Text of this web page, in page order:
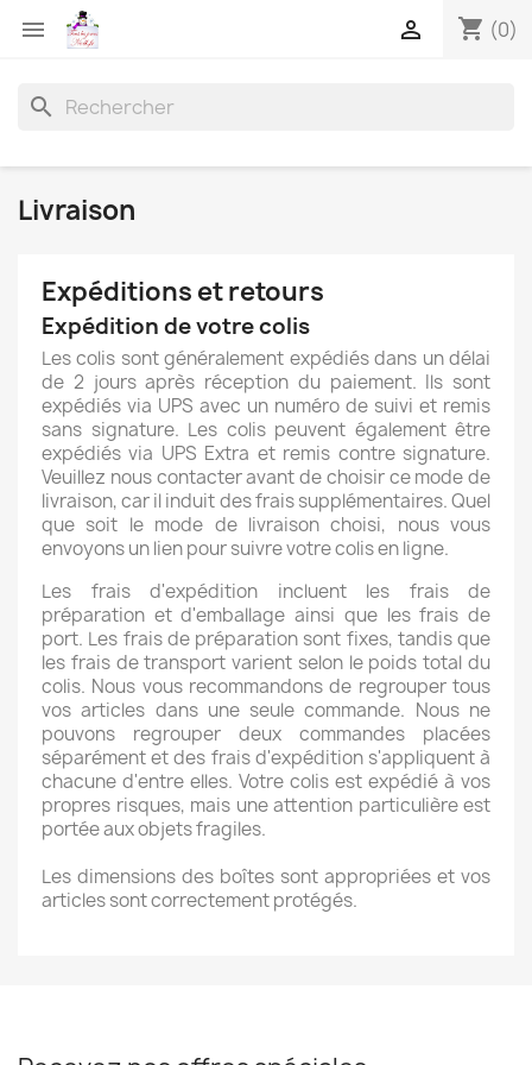
 shopping_cart (0)

search
Livraison
Expéditions et retours
Expédition de votre colis
Les colis sont généralement expédiés dans un délai
de 2 jours après réception du paiement. Ils sont
expédiés via UPS avec un numéro de suivi et remis
sans signature. Les colis peuvent également être
expédiés via UPS Extra et remis contre signature.
Veuillez nous contacter avant de choisir ce mode de
livraison, car il induit des frais supplémentaires. Quel
que soit le mode de livraison choisi, nous vous
envoyons un lien pour suivre votre colis en ligne.
Les frais d'expédition incluent les frais de
préparation et d'emballage ainsi que les frais de
port. Les frais de préparation sont fixes, tandis que
les frais de transport varient selon le poids total du
colis. Nous vous recommandons de regrouper tous
vos articles dans une seule commande. Nous ne
pouvons regrouper deux commandes placées
séparément et des frais d'expédition s'appliquent à
chacune d'entre elles. Votre colis est expédié à vos
propres risques, mais une attention particulière est
portée aux objets fragiles.
Les dimensions des boîtes sont appropriées et vos
articles sont correctement protégés.